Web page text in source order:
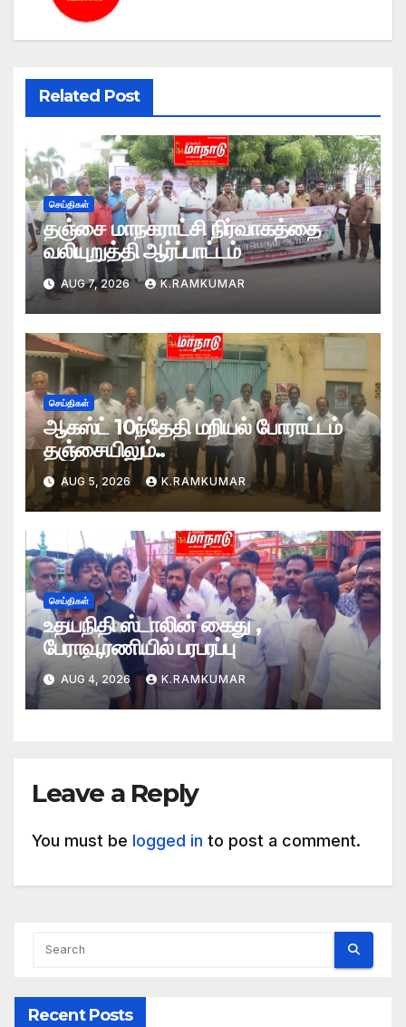
Related Post
செய்திகள்
தஞ்சை மாநகராட்சி நிர்வாகத்தை
வலியுறுத்தி ஆர்ப்பாட்டம்
AUG 7, 2026 K.RAMKUMAR
செய்திகள்
ஆகஸ்ட் 10ந்தேதி மறியல் போராட்டம்
தஞ்சையிலும்..
AUG 5, 2026 K.RAMKUMAR
செய்திகள்
உதயநிதி ஸ்டாலின் கைது ,
பேராவூரணியில் பரபரப்பு
AUG 4, 2026 K.RAMKUMAR
Leave a Reply
You must be logged in to post a comment.
Recent Posts